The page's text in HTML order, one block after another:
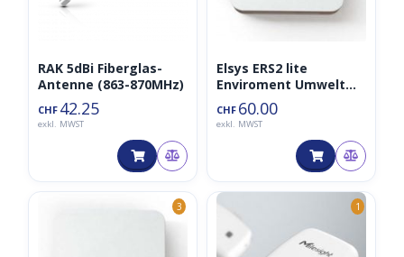
RAK 5dBi Fiberglas-
Antenne (863-870MHz)
CHF 42.25
exkl. MWST
Elsys ERS2 lite
Enviroment Umwelt
LoRaWAN Sensor
868MHz
CHF 60.00
exkl. MWST
3 1